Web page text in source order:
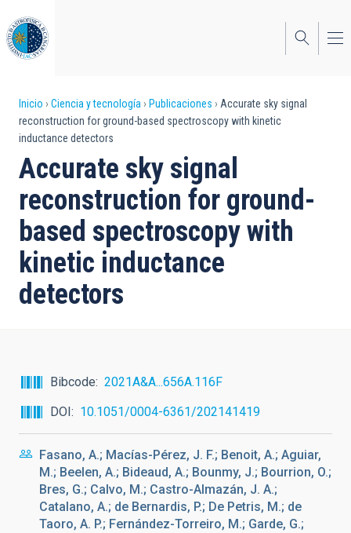
al
contenido
principal
Sobrescribir
enlaces
de
ayuda
a
la
navegación
Inicio Ciencia y tecnología Publicaciones
Accurate sky signal
reconstruction for ground-based spectroscopy with kinetic
inductance detectors
Accurate sky signal
reconstruction for ground-
based spectroscopy with
kinetic inductance
detectors
Bibcode
2021A&A...656A.116F
DOI
10.1051/0004-6361/202141419
Fasano, A.; Macías-Pérez, J. F.; Benoit, A.; Aguiar,
M.; Beelen, A.; Bideaud, A.; Bounmy, J.; Bourrion, O.;
Bres, G.; Calvo, M.; Castro-Almazán, J. A.;
Catalano, A.; de Bernardis, P.; De Petris, M.; de
Taoro, A. P.; Fernández-Torreiro, M.; Garde, G.;